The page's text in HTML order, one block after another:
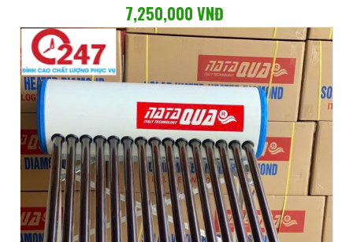
7,250,000 VNĐ